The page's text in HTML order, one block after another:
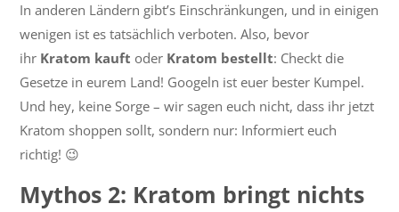
In anderen Ländern gibt’s Einschränkungen, und in einigen
wenigen ist es tatsächlich verboten. Also, bevor
ihr Kratom kauft oder Kratom bestellt: Checkt die
Gesetze in eurem Land! Googeln ist euer bester Kumpel.
Und hey, keine Sorge – wir sagen euch nicht, dass ihr jetzt
Kratom shoppen sollt, sondern nur: Informiert euch
richtig! 😉
Mythos 2: Kratom bringt nichts